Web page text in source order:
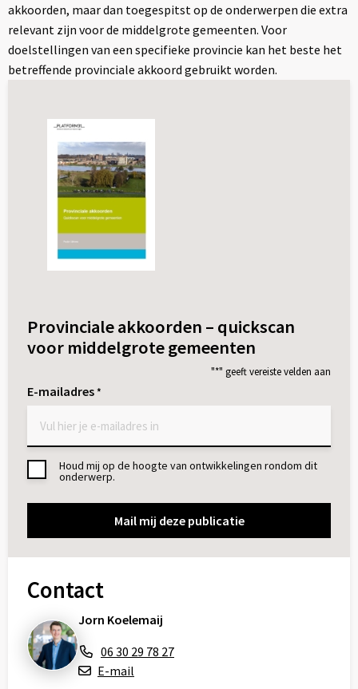
akkoorden, maar dan toegespitst op de onderwerpen die extra
relevant zijn voor de middelgrote gemeenten. Voor
doelstellingen van een specifieke provincie kan het beste het
betreffende provinciale akkoord gebruikt worden.
Provinciale akkoorden – quickscan
voor middelgrote gemeenten
"*" geeft vereiste velden aan
E-mailadres*
Toestemming
Houd mij op de hoogte van ontwikkelingen rondom dit
onderwerp.
Contact
Jorn Koelemaij
06 30 29 78 27
E-mail